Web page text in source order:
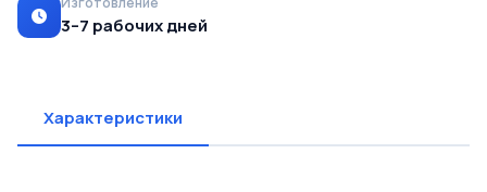
3–7 рабочих дней
Характеристики